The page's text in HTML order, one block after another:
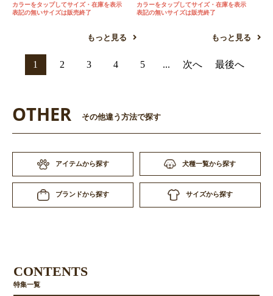
カラーをタップしてサイズ・在庫を表示
表記の無いサイズは販売終了
もっと見る
カラーをタップしてサイズ・在庫を表示
表記の無いサイズは販売終了
もっと見る
1 2 3 4 5 ... 次へ 最後へ
OTHER その他違う方法で探す
アイテムから探す 犬種一覧から探す
ブランドから探す サイズから探す
CONTENTS
特集一覧